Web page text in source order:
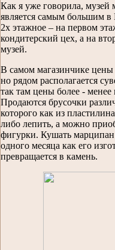
Как я уже говорила, музей
является самым большим в
2х этажное – на первом
кондитерский цех, а на
музей.
В самом магазинчике
но рядом располагается
так там цены более -
Продаются брусочки
которого как из
либо лепить, а можно
фигурки. Кушать
одного месяца как его
превращается в камень.